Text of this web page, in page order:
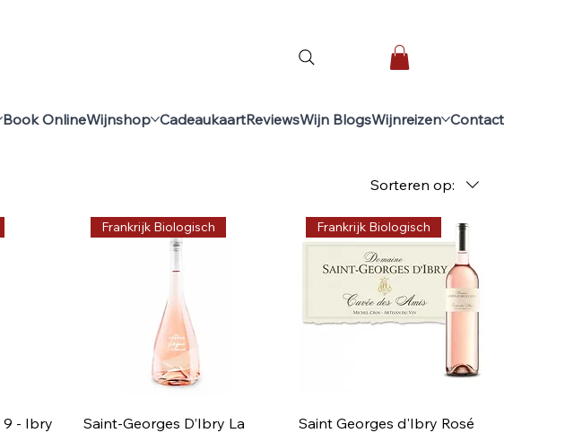
Book OnlineWijnshop CadeaukaartReviewsWijn BlogsWijnreizen Contact
Sorteren op:
9 - Ibry
Frankrijk Biologisch
Saint-Georges D’Ibry La
Frankrijk Biologisch
Saint Georges d'Ibry Rosé